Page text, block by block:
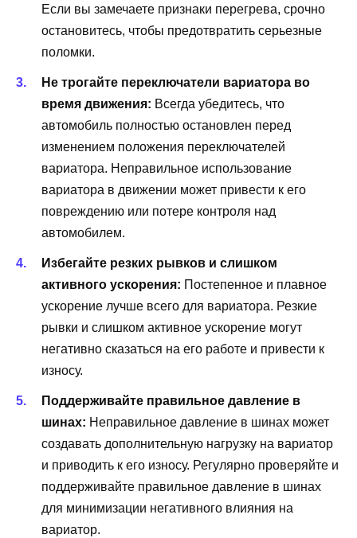
Если вы замечаете признаки перегрева, срочно
остановитесь, чтобы предотвратить серьезные
поломки.
Не трогайте переключатели вариатора во
время движения: Всегда убедитесь, что
автомобиль полностью остановлен перед
изменением положения переключателей
вариатора. Неправильное использование
вариатора в движении может привести к его
повреждению или потере контроля над
автомобилем.
Избегайте резких рывков и слишком
активного ускорения: Постепенное и плавное
ускорение лучше всего для вариатора. Резкие
рывки и слишком активное ускорение могут
негативно сказаться на его работе и привести к
износу.
Поддерживайте правильное давление в
шинах: Неправильное давление в шинах может
создавать дополнительную нагрузку на вариатор
и приводить к его износу. Регулярно проверяйте и
поддерживайте правильное давление в шинах
для минимизации негативного влияния на
вариатор.